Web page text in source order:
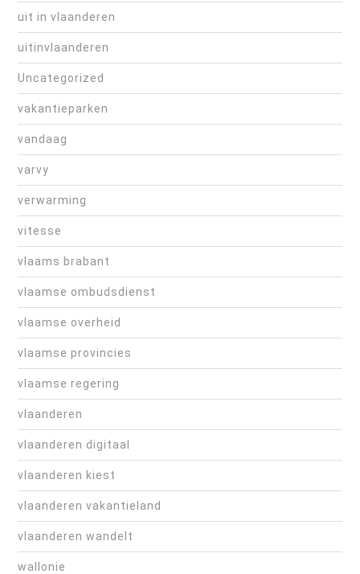
uit in vlaanderen
uitinvlaanderen
Uncategorized
vakantieparken
vandaag
varvy
verwarming
vitesse
vlaams brabant
vlaamse ombudsdienst
vlaamse overheid
vlaamse provincies
vlaamse regering
vlaanderen
vlaanderen digitaal
vlaanderen kiest
vlaanderen vakantieland
vlaanderen wandelt
wallonie